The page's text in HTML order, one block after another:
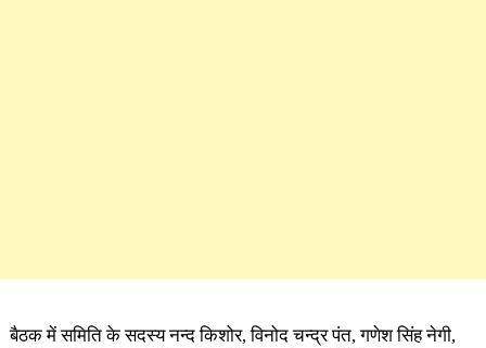
बैठक में समिति के सदस्य नन्द किशोर, विनोद चन्द्र पंत, गणेश सिंह नेगी,